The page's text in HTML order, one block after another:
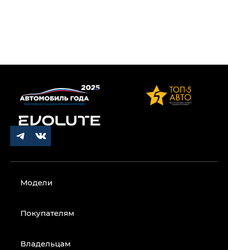
Модели
Покупателям
Владельцам